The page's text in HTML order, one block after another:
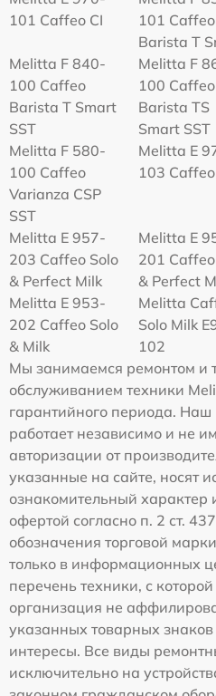
101 Caffeo CI
101 Caffeo
Barista T
Melitta F 840-
100 Caffeo
Barista T Smart
SST
Melitta F
100 Caffeo
Barista TS
Smart SST
Melitta F 580-
100 Caffeo
Varianza CSP
SST
Melitta Е
103 Caffeo
Melitta E 957-
203 Caffeo Solo
& Perfect Milk
Melitta E
201
& Perfect
Melitta Е 953-
202 Caffeo Solo
& Milk
Melitta
Solo Milk
102
Мы занимаемся ремонтом и
обслуживанием техники
гарантийного периода. Наш
работает независимо и не
авторизации от
указанные на сайте, носят
ознакомительный характер
офертой согласно п. 2 ст.
обозначения торговой
только в информационных
перечень техники, с
организация не
указанных товарных знаков
интересы. Все виды
исключительно на